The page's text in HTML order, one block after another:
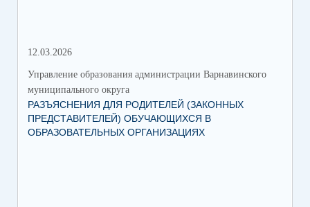
12.03.2026
Управление образования администрации Варнавинского
муниципального округа
РАЗЪЯСНЕНИЯ ДЛЯ РОДИТЕЛЕЙ (ЗАКОННЫХ
ПРЕДСТАВИТЕЛЕЙ) ОБУЧАЮЩИХСЯ В
ОБРАЗОВАТЕЛЬНЫХ ОРГАНИЗАЦИЯХ